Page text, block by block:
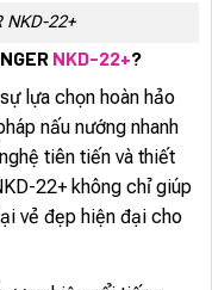
NKD-22+
NKD-22+?
lựa chọn hoàn hảo
nấu nướng nhanh
tiên tiến và thiết
22+ không chỉ giúp
vẻ đẹp hiện đại cho